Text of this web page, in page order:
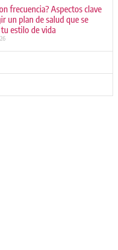
frecuencia? Aspectos clave
un plan de salud que se
estilo de vida